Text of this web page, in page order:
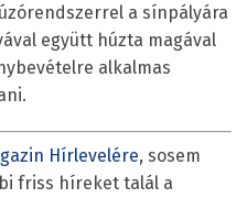
a sínpályára
együtt húzta magával
alkalmas
Hírlevelére, sosem
friss híreket talál a